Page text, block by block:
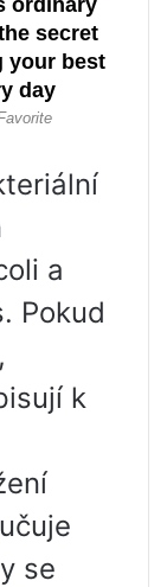
a
Pokud
k
se